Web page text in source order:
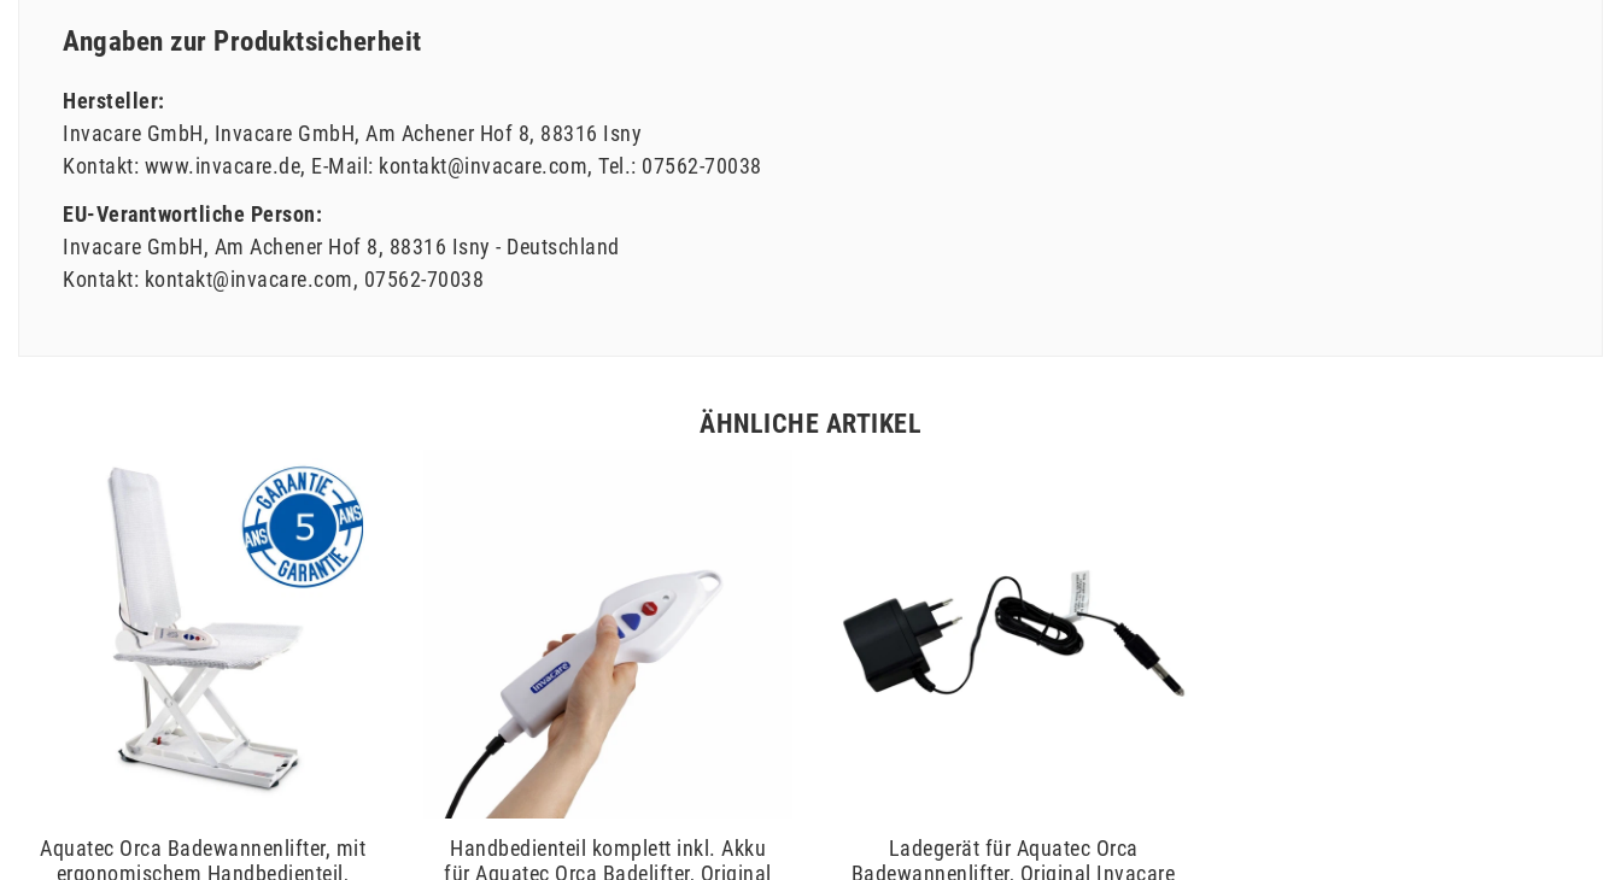
Angaben zur Produktsicherheit
Hersteller:
Invacare GmbH Invacare GmbH Am Achener Hof 8 88316 Isny
Kontakt: www.invacare.de E-Mail: kontakt@invacare.com Tel.: 07562-70038
EU-Verantwortliche Person:
Invacare GmbH Am Achener Hof 8 88316 Isny
Deutschland
Kontakt: kontakt@invacare.com 07562-70038
ÄHNLICHE ARTIKEL
Aquatec Orca Badewannenlifter, mit
ergonomischem Handbedienteil,
Handbedienteil komplett inkl. Akku
für Aquatec Orca Badelifter, Original
Ladegerät für Aquatec Orca
Badewannenlifter, Original Invacare